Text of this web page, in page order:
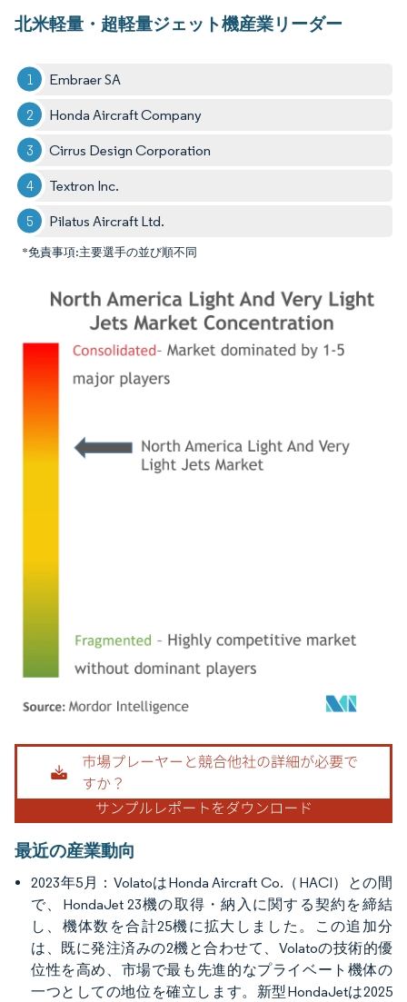
北米軽量・超軽量ジェット機産業リーダー
Embraer SA
Honda Aircraft Company
Cirrus Design Corporation
Textron Inc.
Pilatus Aircraft Ltd.
*免責事項:主要選手の並び順不同
画像 © Mordor Intelligence。再利用にはCC BY 4.0の表示が必要です。
最近の産業動向
2023年5月：VolatoはHonda Aircraft Co.（HACI）との間
で、HondaJet 23機の取得・納入に関する契約を締結
し、機体数を合計25機に拡大しました。この追加分
は、既に発注済みの2機と合わせて、Volatoの技術的優
位性を高め、市場で最も先進的なプライベート機体の
一つとしての地位を確立します。新型HondaJetは2025